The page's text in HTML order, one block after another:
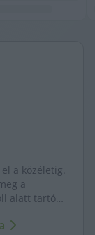
a közéletig.
a
alatt tartó